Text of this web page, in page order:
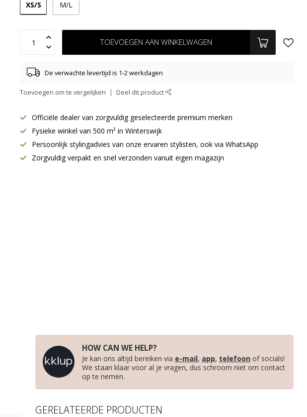
XS/S M/L
TOEVOEGEN AAN WINKELWAGEN
De verwachte levertijd is 1-2 werkdagen
Toevoegen om te vergelijken Deel dit product
Officiële dealer van zorgvuldig geselecteerde premium merken
Fysieke winkel van 500 m² in Winterswijk
Persoonlijk stylingadvies van onze ervaren stylisten, ook via WhatsApp
Zorgvuldig verpakt en snel verzonden vanuit eigen magazijn
HOW CAN WE HELP?
Je kan ons altijd bereiken via e-mail, app, telefoon of socials!
We staan klaar voor al je vragen, dus schroom niet om contact
op te nemen.
GERELATEERDE PRODUCTEN